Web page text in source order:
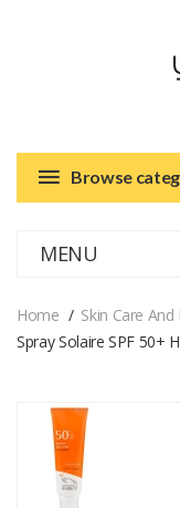
Browse
MENU
Home Skin Care
Spray Solaire SPF 50+